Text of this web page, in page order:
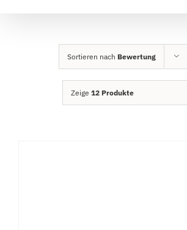
Sortieren nach Bewertung
Zeige 12 Produkte